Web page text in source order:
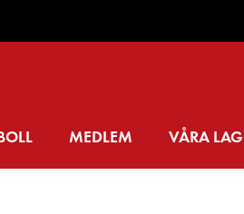
MEDLEM VÅRA LAG